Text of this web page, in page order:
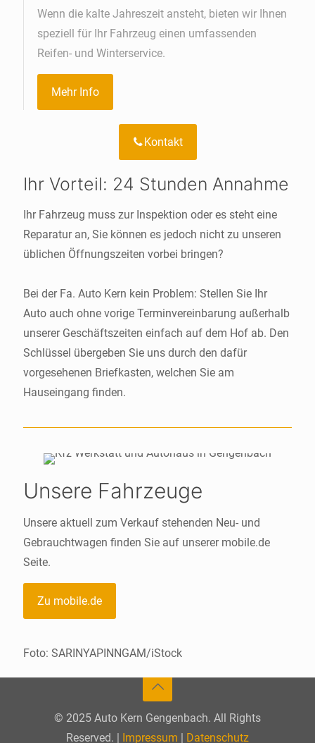
Wenn die kalte Jahreszeit ansteht, bieten wir Ihnen
speziell für Ihr Fahrzeug einen umfassenden
Reifen- und Winterservice.
Mehr Info
Kontakt
Ihr Vorteil: 24 Stunden Annahme
Ihr Fahrzeug muss zur Inspektion oder es steht eine
Reparatur an, Sie können es jedoch nicht zu unseren
üblichen Öffnungszeiten vorbei bringen?
Bei der Fa. Auto Kern kein Problem: Stellen Sie Ihr
Auto auch ohne vorige Terminvereinbarung außerhalb
unserer Geschäftszeiten einfach auf dem Hof ab. Den
Schlüssel übergeben Sie uns durch den dafür
vorgesehenen Briefkasten, welchen Sie am
Hauseingang finden.
Unsere Fahrzeuge
Unsere aktuell zum Verkauf stehenden Neu- und
Gebrauchtwagen finden Sie auf unserer mobile.de
Seite.
Zu mobile.de
Foto: SARINYAPINNGAM/iStock
© 2025 Auto Kern Gengenbach. All Rights
Reserved. | Impressum | Datenschutz